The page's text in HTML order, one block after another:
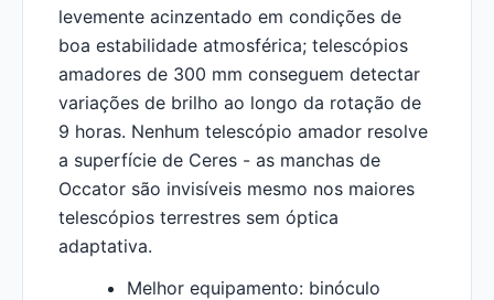
levemente acinzentado em condições de
boa estabilidade atmosférica; telescópios
amadores de 300 mm conseguem detectar
variações de brilho ao longo da rotação de
9 horas. Nenhum telescópio amador resolve
a superfície de Ceres - as manchas de
Occator são invisíveis mesmo nos maiores
telescópios terrestres sem óptica
adaptativa.
Melhor equipamento: binóculo